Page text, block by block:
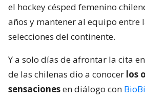
el hockey césped femenino
años y mantener al equipo entre
selecciones del continente.
Y a solo días de afrontar la cita
de las chilenas dio a conocer los
sensacionesen diálogo con